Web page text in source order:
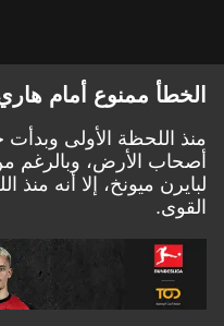
الخطأ ممنوع أمام
منذ اللحظة الأولى
أصحاب الأرض، وبالرغم
لبايرن ميونخ، إلا أنه
القوى.